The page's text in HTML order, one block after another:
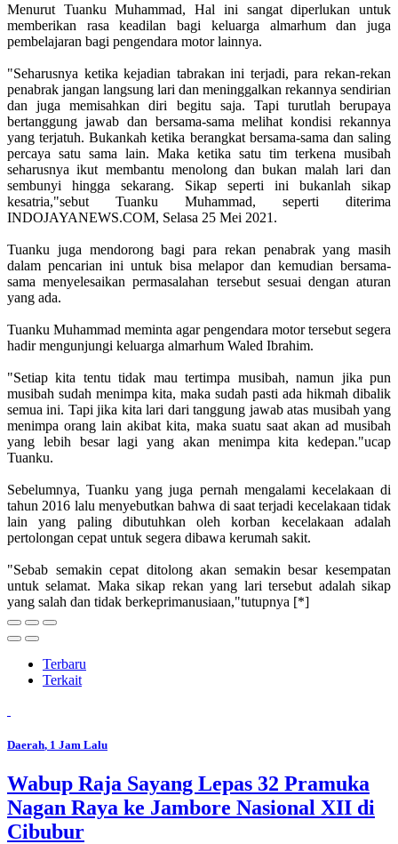
Menurut Tuanku Muhammad, Hal ini sangat diperlukan untuk
memberikan rasa keadilan bagi keluarga almarhum dan juga
pembelajaran bagi pengendara motor lainnya.
"Seharusnya ketika kejadian tabrakan ini terjadi, para rekan-rekan
penabrak jangan langsung lari dan meninggalkan rekannya sendirian
dan juga memisahkan diri begitu saja. Tapi turutlah berupaya
bertanggung jawab dan bersama-sama melihat kondisi rekannya
yang terjatuh. Bukankah ketika berangkat bersama-sama dan saling
percaya satu sama lain. Maka ketika satu tim terkena musibah
seharusnya ikut membantu menolong dan bukan malah lari dan
sembunyi hingga sekarang. Sikap seperti ini bukanlah sikap
kesatria,"sebut Tuanku Muhammad, seperti diterima
INDOJAYANEWS.COM, Selasa 25 Mei 2021.
Tuanku juga mendorong bagi para rekan penabrak yang masih
dalam pencarian ini untuk bisa melapor dan kemudian bersama-
sama menyelesaikan permasalahan tersebut sesuai dengan aturan
yang ada.
Tuanku Muhammad meminta agar pengendara motor tersebut segera
hadir mengunjungi keluarga almarhum Waled Ibrahim.
"Setiap kita tentu tidak mau tertimpa musibah, namun jika pun
musibah sudah menimpa kita, maka sudah pasti ada hikmah dibalik
semua ini. Tapi jika kita lari dari tanggung jawab atas musibah yang
menimpa orang lain akibat kita, maka suatu saat akan ad musibah
yang lebih besar lagi yang akan menimpa kita kedepan."ucap
Tuanku.
Sebelumnya, Tuanku yang juga pernah mengalami kecelakaan di
tahun 2016 lalu menyebutkan bahwa di saat terjadi kecelakaan tidak
lain yang paling dibutuhkan oleh korban kecelakaan adalah
pertolongan cepat untuk segera dibawa kerumah sakit.
"Sebab semakin cepat ditolong akan semakin besar kesempatan
untuk selamat. Maka sikap rekan yang lari tersebut adalah sikap
yang salah dan tidak berkeprimanusiaan,"tutupnya [*]
Terbaru
Terkait
Daerah, 1 Jam Lalu
Wabup Raja Sayang Lepas 32 Pramuka
Nagan Raya ke Jambore Nasional XII di
Cibubur